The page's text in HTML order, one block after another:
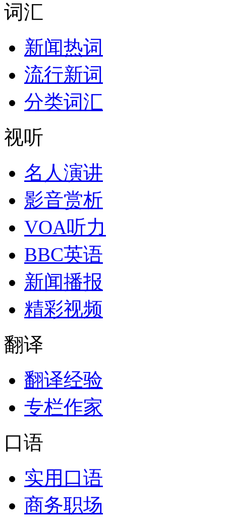
词汇
新闻热词
流行新词
分类词汇
视听
名人演讲
影音赏析
VOA听力
BBC英语
新闻播报
精彩视频
翻译
翻译经验
专栏作家
口语
实用口语
商务职场